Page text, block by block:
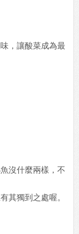
，讓酸菜成為最
沒什麼兩樣，不
其獨到之處喔。